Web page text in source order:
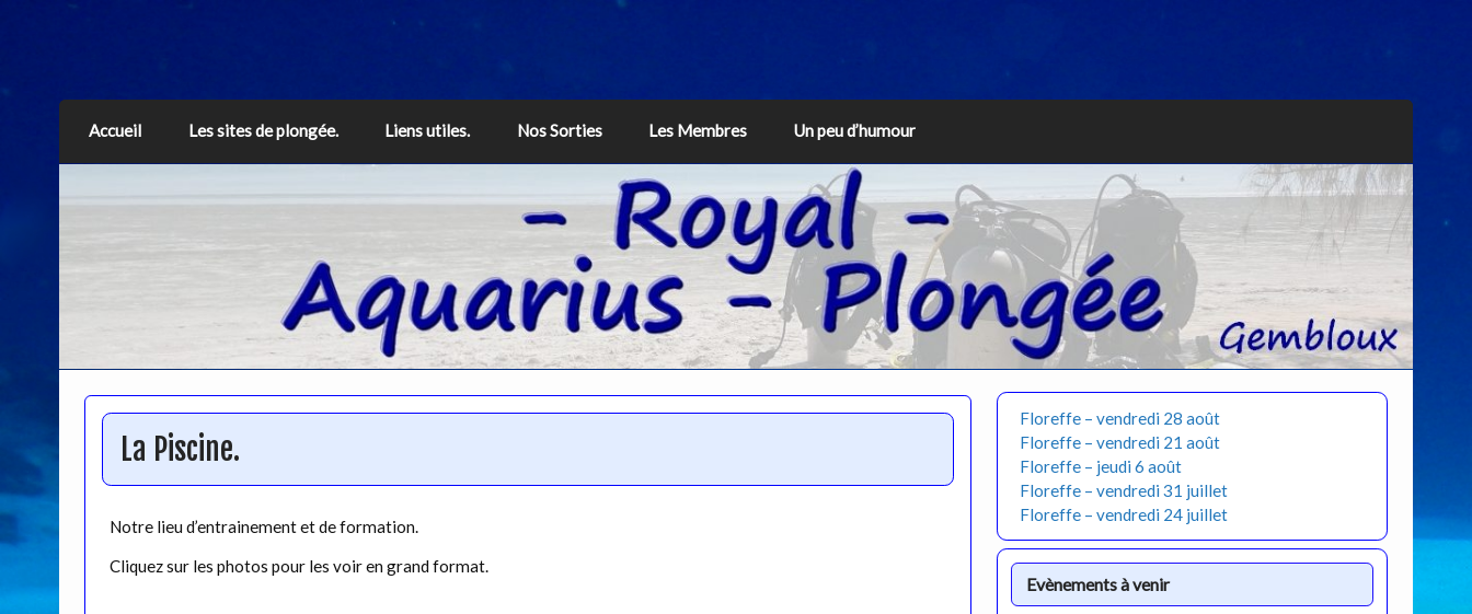
Aquarius
Accueil Les sites de plongée. Liens utiles. Nos Sorties Les Membres Un peu d’humour
La Piscine.
Notre lieu d’entrainement et de formation.
Cliquez sur les photos pour les voir en grand format.
Floreffe – vendredi 28 août
Floreffe – vendredi 21 août
Floreffe – jeudi 6 août
Floreffe – vendredi 31 juillet
Floreffe – vendredi 24 juillet
Evènements à venir